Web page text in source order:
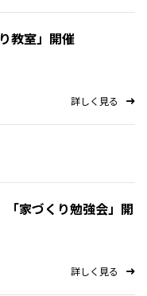
教室」開催
詳しく見る
「家づくり勉強会」開
詳しく見る